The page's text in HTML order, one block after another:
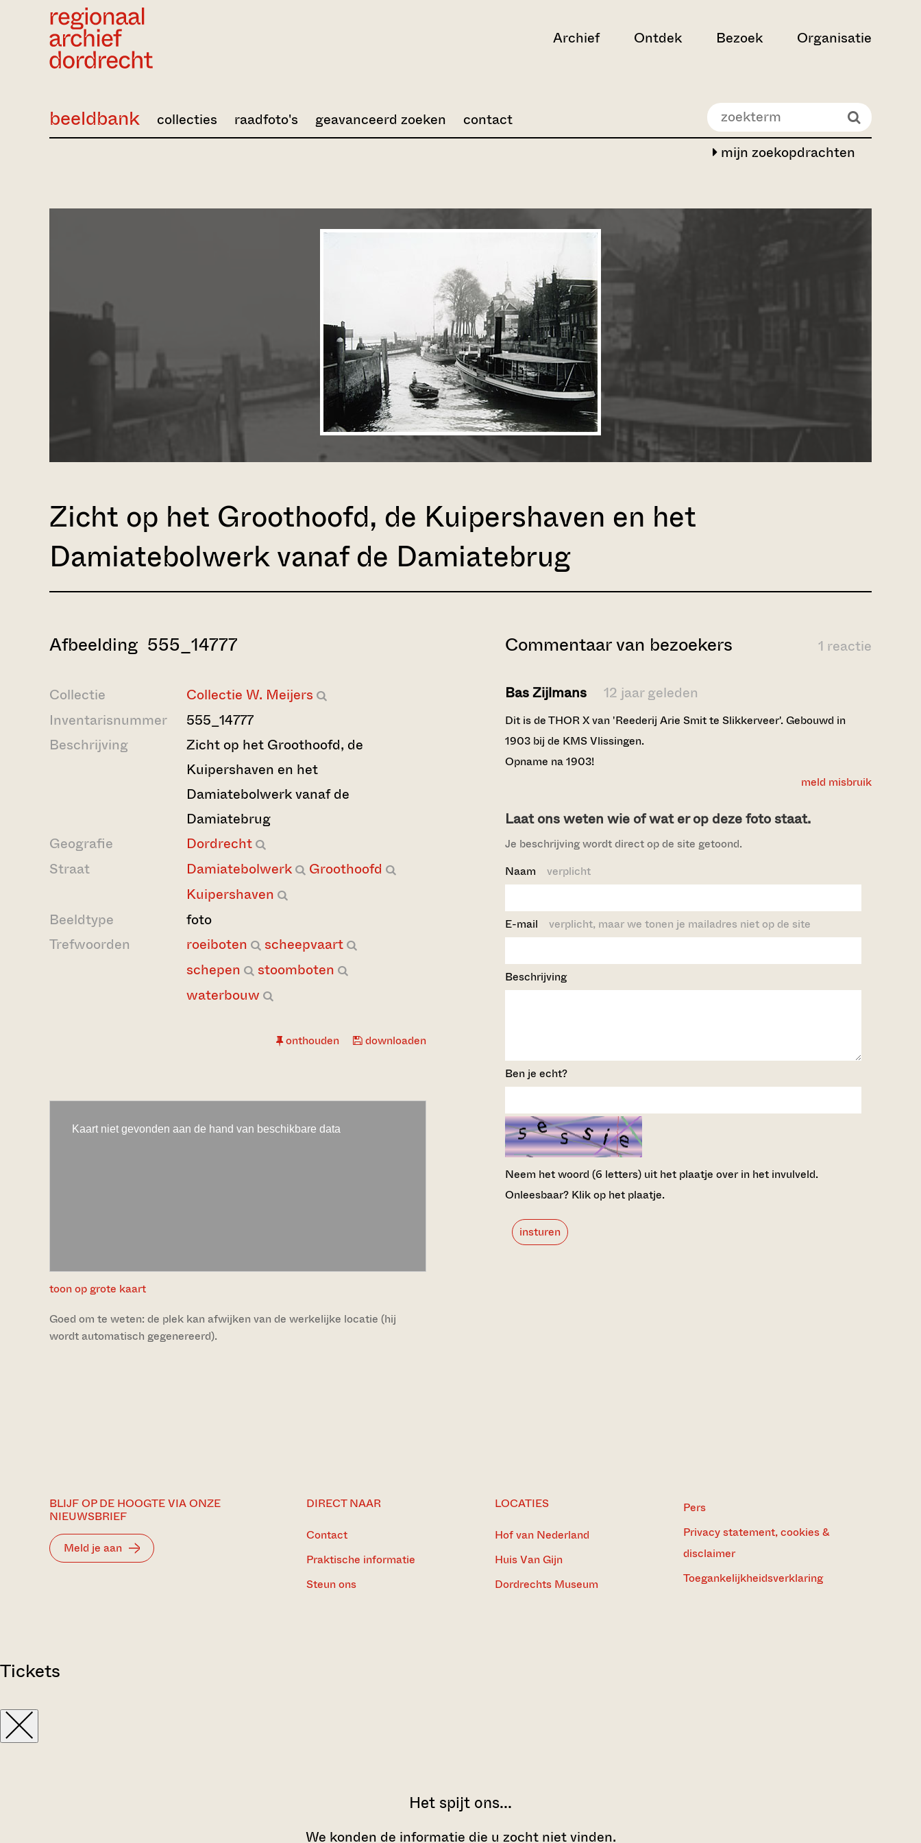
Archief Ontdek Bezoek Organisatie
mijn zoekopdrachten
beeldbank collecties raadfoto's geavanceerd zoeken contact
Zicht op het Groothoofd, de Kuipershaven en het
Damiatebolwerk vanaf de Damiatebrug
Afbeelding 555_14777
Collectie
Collectie W. Meijers
Inventarisnummer
555_14777
Beschrijving
Zicht op het Groothoofd, de
Kuipershaven en het
Damiatebolwerk vanaf de
Damiatebrug
Geografie
Dordrecht
Straat
Damiatebolwerk
Groothoofd
Kuipershaven
Beeldtype
foto
Trefwoorden
roeiboten
scheepvaart
schepen
stoomboten
waterbouw
onthouden downloaden
toon op grote kaart
Goed om te weten: de plek kan afwijken van de werkelijke locatie (hij
wordt automatisch gegenereerd).
1 reactie
Commentaar van bezoekers
Bas Zijlmans 12 jaar geleden
Dit is de THOR X van 'Reederij Arie Smit te Slikkerveer'. Gebouwd in
1903 bij de KMS Vlissingen.
Opname na 1903!
meld misbruik
Laat ons weten wie of wat er op deze foto staat.
Je beschrijving wordt direct op de site getoond.
Naam verplicht
E-mail verplicht, maar we tonen je mailadres niet op de site
Beschrijving
Ben je echt?
Neem het woord (6 letters) uit het plaatje over in het invulveld.
Onleesbaar? Klik op het plaatje.
insturen
BLIJF OP DE HOOGTE VIA ONZE
NIEUWSBRIEF
Meld je aan
DIRECT NAAR
Contact
Praktische informatie
Steun ons
LOCATIES
Hof van Nederland
Huis Van Gijn
Dordrechts Museum
Pers
Privacy statement, cookies &
disclaimer
Toegankelijkheidsverklaring
Tickets